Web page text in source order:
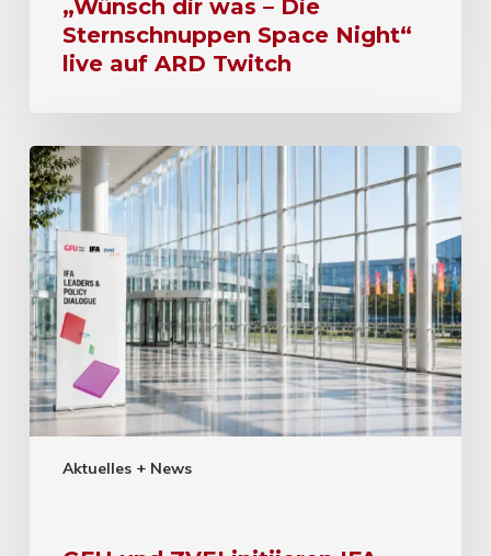
„Wünsch dir was – Die
Sternschnuppen Space Night“
live auf ARD Twitch
Aktuelles + News